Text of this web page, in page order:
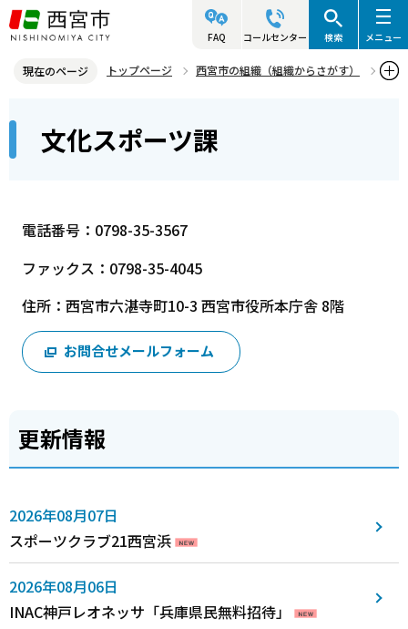
こ
の
ジ
先
FAQ コールセンター 検索 メニュー
現在のページ トップページ
西宮市の組織（組織からさがす）
こ
文化スポーツ課
電話番号：0798-35-3567
ファックス：0798-35-4045
住所：西宮市六湛寺町10-3 西宮市役所本庁舎 8階
お問合せメールフォーム
更新情報
2026年08月07日
スポーツクラブ21西宮浜
2026年08月06日
INAC神戸レオネッサ「兵庫県民無料招待」